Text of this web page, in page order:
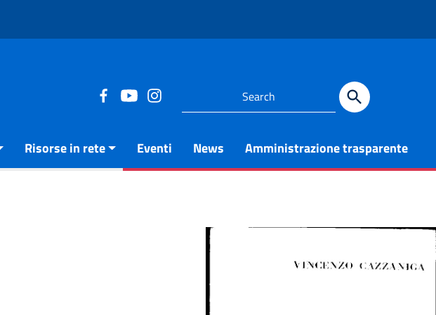
Risorse in rete Eventi News Amministrazione trasparente